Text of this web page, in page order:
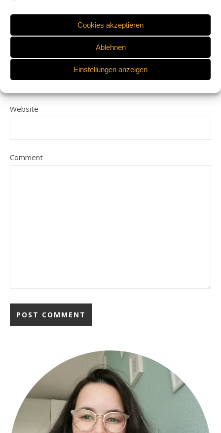
Cookies akzeptieren
Ablehnen
Einstellungen anzeigen
E-Mail-Adresse
Website
Comment